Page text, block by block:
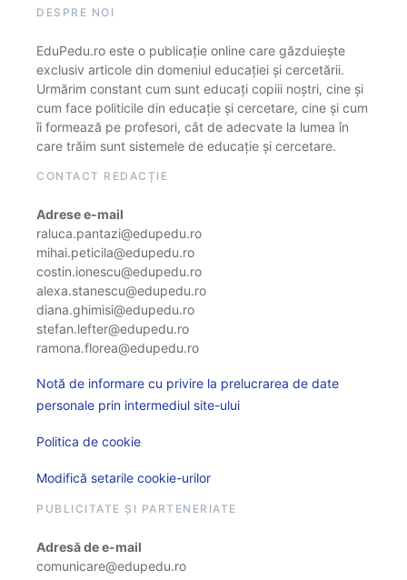
DESPRE NOI
EduPedu.ro este o publicație online care găzduiește
exclusiv articole din domeniul educației și cercetării.
Urmărim constant cum sunt educați copiii noștri, cine și
cum face politicile din educație și cercetare, cine și cum
îi formează pe profesori, cât de adecvate la lumea în
care trăim sunt sistemele de educație și cercetare.
CONTACT REDACȚIE
Adrese e-mail
raluca.pantazi@edupedu.ro
mihai.peticila@edupedu.ro
costin.ionescu@edupedu.ro
alexa.stanescu@edupedu.ro
diana.ghimisi@edupedu.ro
stefan.lefter@edupedu.ro
ramona.florea@edupedu.ro
Notă de informare cu privire la prelucrarea de date
personale prin intermediul site-ului
Politica de cookie
Modifică setarile cookie-urilor
PUBLICITATE ȘI PARTENERIATE
Adresă de e-mail
comunicare@edupedu.ro